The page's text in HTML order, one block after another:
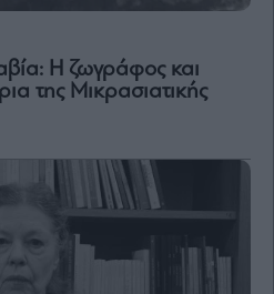
Η ζωγράφος και
της Μικρασιατικής